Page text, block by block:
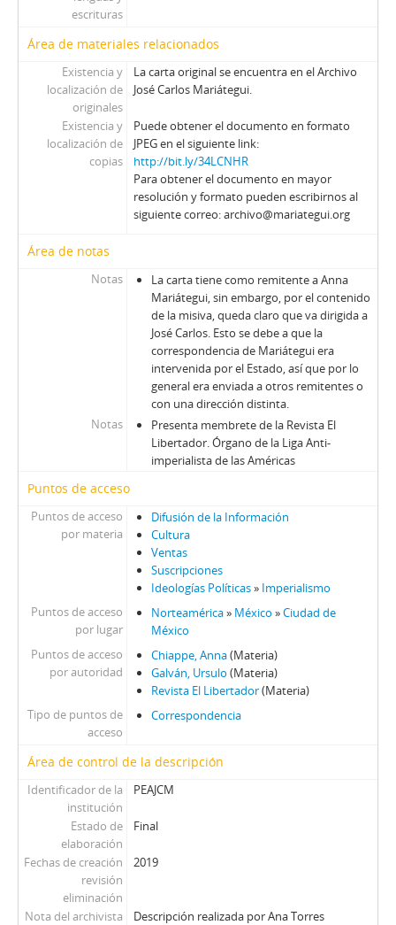
escrituras
Área de materiales relacionados
Existencia y
localización de
originales
La carta original se encuentra en el Archivo
José Carlos Mariátegui.
Existencia y
localización de
copias
Puede obtener el documento en formato
JPEG en el siguiente link:
http://bit.ly/34LCNHR
Para obtener el documento en mayor
resolución y formato pueden escribirnos al
siguiente correo: archivo@mariategui.org
Área de notas
Notas
La carta tiene como remitente a Anna
Mariátegui, sin embargo, por el contenido
de la misiva, queda claro que va dirigida a
José Carlos. Esto se debe a que la
correspondencia de Mariátegui era
intervenida por el Estado, así que por lo
general era enviada a otros remitentes o
con una dirección distinta.
Notas
Presenta membrete de la Revista El
Libertador. Órgano de la Liga Anti-
imperialista de las Américas
Puntos de acceso
Puntos de acceso
por materia
Difusión de la Información
Cultura
Ventas
Suscripciones
Ideologías Políticas» Imperialismo
Puntos de acceso
por lugar
Norteamérica» México »Ciudad de
México
Puntos de acceso
por autoridad
Chiappe, Anna(Materia)
Galván, Ursulo (Materia)
Revista El Libertador(Materia)
Tipo de puntos de
acceso
Correspondencia
Área de control de la descripción
Identificador de la
institución
PEAJCM
Estado de
elaboración
Final
Fechas de creación
revisión
eliminación
2019
Nota del archivista
Descripción realizada por Ana Torres